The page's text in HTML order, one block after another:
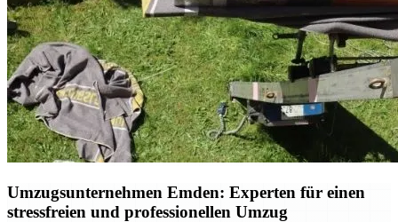
Umzugsunternehmen Emden: Experten für einen
stressfreien und professionellen Umzug